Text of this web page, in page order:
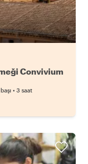
Convivium
• 3 saat